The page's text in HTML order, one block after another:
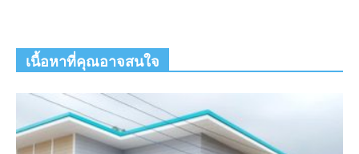
เนื้อหาที่คุณอาจสนใจ